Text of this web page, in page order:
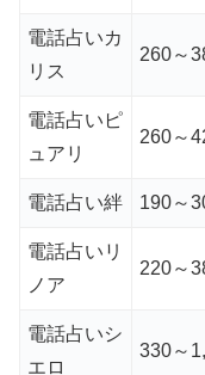
電話占いカ
リス
260～
電話占いピ
ュアリ
260～
電話占い絆 190～
電話占いリ
ノア
220～
電話占いシ
エロ
330～